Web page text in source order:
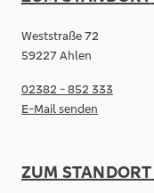
Weststraße 72
59227 Ahlen
02382 - 852 333
E-Mail senden
ZUM STANDORT